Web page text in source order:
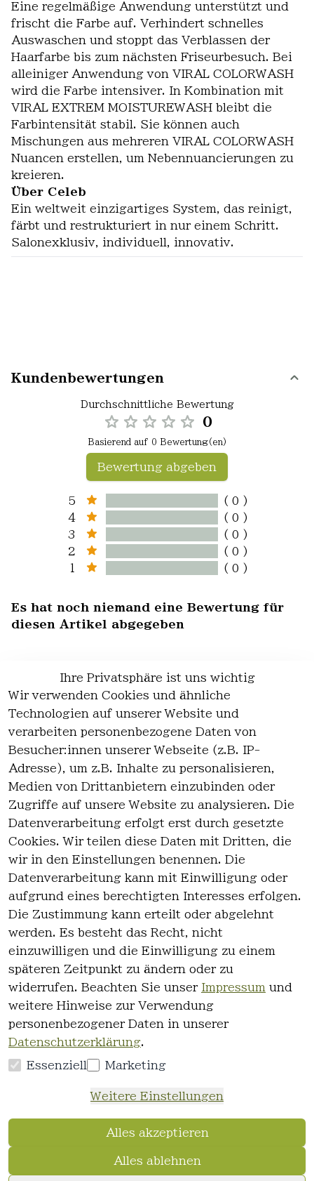
Eine regelmäßige Anwendung unterstützt und
frischt die Farbe auf. Verhindert schnelles
Auswaschen und stoppt das Verblassen der
Haarfarbe bis zum nächsten Friseurbesuch. Bei
alleiniger Anwendung von VIRAL COLORWASH
wird die Farbe intensiver. In Kombination mit
VIRAL EXTREM MOISTUREWASH bleibt die
Farbintensität stabil. Sie können auch
Mischungen aus mehreren VIRAL COLORWASH
Nuancen erstellen, um Nebennuancierungen zu
kreieren.
Über Celeb
Ein weltweit einzigartiges System, das reinigt,
färbt und restrukturiert in nur einem Schritt.
Salonexklusiv, individuell, innovativ.
Kundenbewertungen
Durchschnittliche Bewertung
0
Basierend auf 0 Bewertung(en)
Bewertung abgeben
5
( 0 )
4
( 0 )
3
( 0 )
2
( 0 )
1
( 0 )
Es hat noch niemand eine Bewertung für
diesen Artikel abgegeben
EU-Verantwortliche Person - klicken Sie
für Details
Ihre Privatsphäre ist uns wichtig
Wir verwenden Cookies und ähnliche
Technologien auf unserer Website und
verarbeiten personenbezogene Daten von
Besucher:innen unserer Webseite (z.B. IP-
Adresse), um z.B. Inhalte zu personalisieren,
Medien von Drittanbietern einzubinden oder
Zugriffe auf unsere Website zu analysieren. Die
Datenverarbeitung erfolgt erst durch gesetzte
Cookies. Wir teilen diese Daten mit Dritten, die
wir in den Einstellungen benennen. Die
Datenverarbeitung kann mit Einwilligung oder
aufgrund eines berechtigten Interesses erfolgen.
Die Zustimmung kann erteilt oder abgelehnt
werden. Es besteht das Recht, nicht
einzuwilligen und die Einwilligung zu einem
späteren Zeitpunkt zu ändern oder zu
widerrufen. Beachten Sie unser Impressum und
weitere Hinweise zur Verwendung
personenbezogener Daten in unserer
Datenschutzerklärung.
Essenziell Marketing
Weitere Einstellungen
Alles akzeptieren
Alles ablehnen
es
AGB
Datenschutz
Widerrufsre
cht
Kontakt
Kontakt
Registrieren
widerrufen